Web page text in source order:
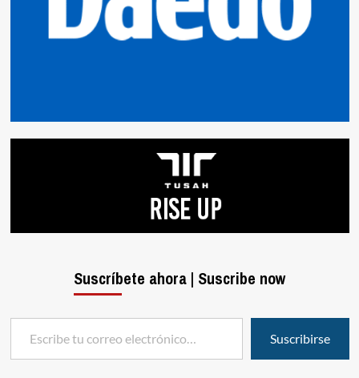
Suscríbete ahora | Suscribe now
Escribe tu correo electrónico…
Suscribirse